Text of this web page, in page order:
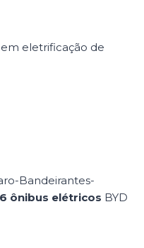
em eletrificação de
Bandeirantes-
ônibus elétricos BYD